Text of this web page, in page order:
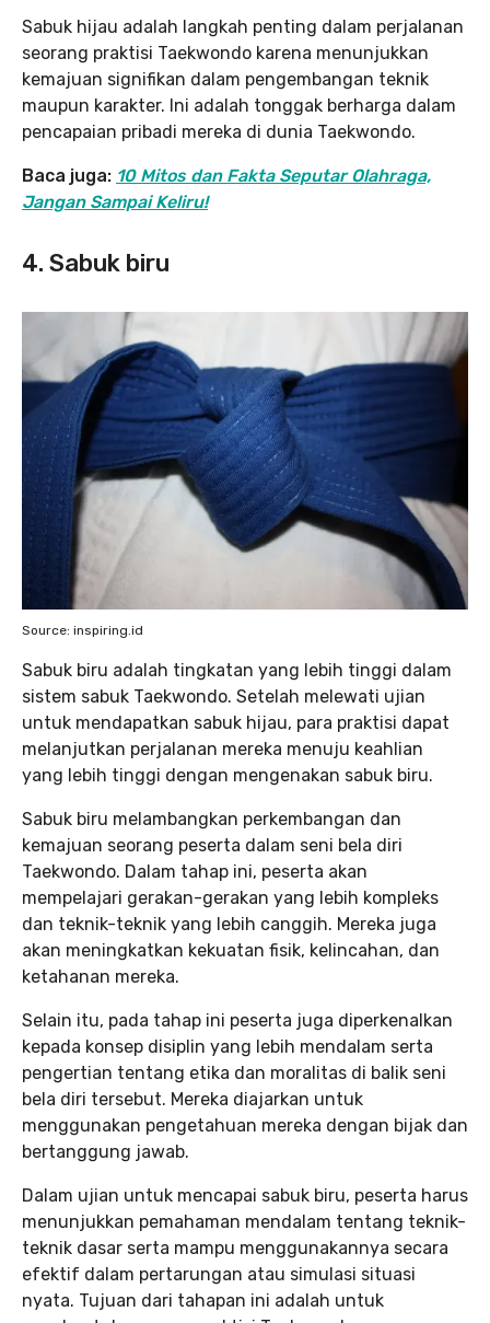
Sabuk hijau adalah langkah penting dalam perjalanan
seorang praktisi Taekwondo karena menunjukkan
kemajuan signifikan dalam pengembangan teknik
maupun karakter. Ini adalah tonggak berharga dalam
pencapaian pribadi mereka di dunia Taekwondo.
Baca juga: 10 Mitos dan Fakta Seputar Olahraga,
Jangan Sampai Keliru!
4. Sabuk biru
Source: inspiring.id
Sabuk biru adalah tingkatan yang lebih tinggi dalam
sistem sabuk Taekwondo. Setelah melewati ujian
untuk mendapatkan sabuk hijau, para praktisi dapat
melanjutkan perjalanan mereka menuju keahlian
yang lebih tinggi dengan mengenakan sabuk biru.
Sabuk biru melambangkan perkembangan dan
kemajuan seorang peserta dalam seni bela diri
Taekwondo. Dalam tahap ini, peserta akan
mempelajari gerakan-gerakan yang lebih kompleks
dan teknik-teknik yang lebih canggih. Mereka juga
akan meningkatkan kekuatan fisik, kelincahan, dan
ketahanan mereka.
Selain itu, pada tahap ini peserta juga diperkenalkan
kepada konsep disiplin yang lebih mendalam serta
pengertian tentang etika dan moralitas di balik seni
bela diri tersebut. Mereka diajarkan untuk
menggunakan pengetahuan mereka dengan bijak dan
bertanggung jawab.
Dalam ujian untuk mencapai sabuk biru, peserta harus
menunjukkan pemahaman mendalam tentang teknik-
teknik dasar serta mampu menggunakannya secara
efektif dalam pertarungan atau simulasi situasi
nyata. Tujuan dari tahapan ini adalah untuk